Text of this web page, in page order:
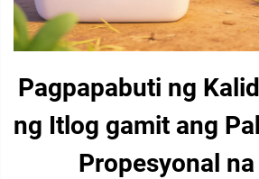
Pagpapabuti ng
ng Itlog gamit ang
Propesyonal